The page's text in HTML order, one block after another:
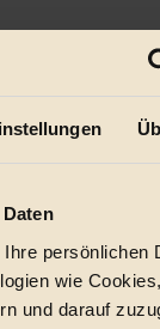
persönlichen
wie
und darauf